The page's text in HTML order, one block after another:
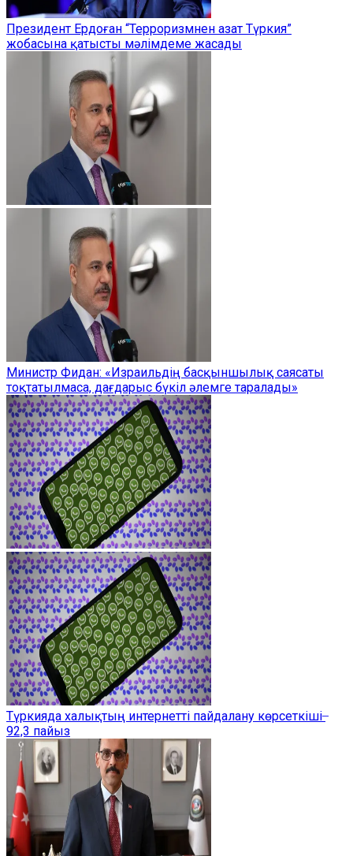
Президент Ердоған “Терроризмнен азат Түркия”
жобасына қатысты мәлімдеме жасады
Министр Фидан: «Израильдің басқыншылық саясаты
тоқтатылмаса, дағдарыс бүкіл әлемге таралады»
Түркияда халықтың интернетті пайдалану көрсеткіші ̶
92,3 пайыз